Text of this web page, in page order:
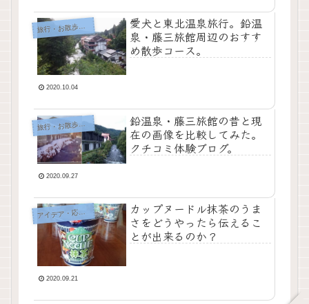
旅行・お散歩・おでかけ
愛犬と東北温泉旅行。鉛温
泉・藤三旅館周辺のおすす
め散歩コース。
2020.10.04
旅行・お散歩・おでかけ
鉛温泉・藤三旅館の昔と現
在の画像を比較してみた。
クチコミ体験ブログ。
2020.09.27
アイデア・応急処置・問題解決
カップヌードル抹茶のうま
さをどうやったら伝えるこ
とが出来るのか？
2020.09.21